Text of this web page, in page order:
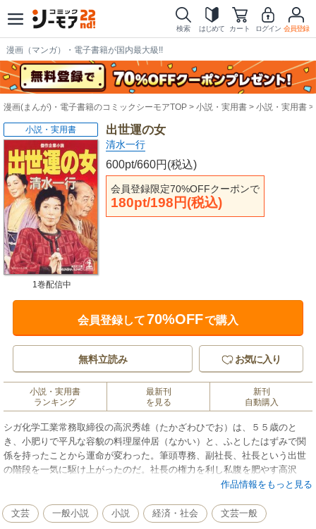
検索 はじめて カート ログイン 会員登録
漫画（マンガ）・電子書籍が国内最大級!!
漫画(まんが)・電子書籍のコミックシーモアTOP 小説・実用書 小説・実用書
出世運の女
清水一行
600pt/660円(税込)
会員登録限定70%OFFクーポンで
180pt/198円(税込)
小説・実用書
1巻配信中
会員登録して70%OFFで購入
無料立読み お気に入り
小説・実用書
ランキング
最新刊
を見る
新刊
自動購入
シガ化学工業常務取締役の高沢秀雄（たかざわひでお）は、５５歳のと
き、小肥りで平凡な容貌の料理屋仲居（なかい）と、ふとしたはずみで関
係を持ったことから運命が変わった。筆頭専務、副社長、社長という出世
の階段を一気に駆け上がったのだ。社長の権力を利し私腹を肥やす高沢
に、女が告げた言葉とは……？（表題作）――。企業人の中の人間的な部
作品情報をもっと見る
文芸 一般小説 小説 経済・社会 文芸一般